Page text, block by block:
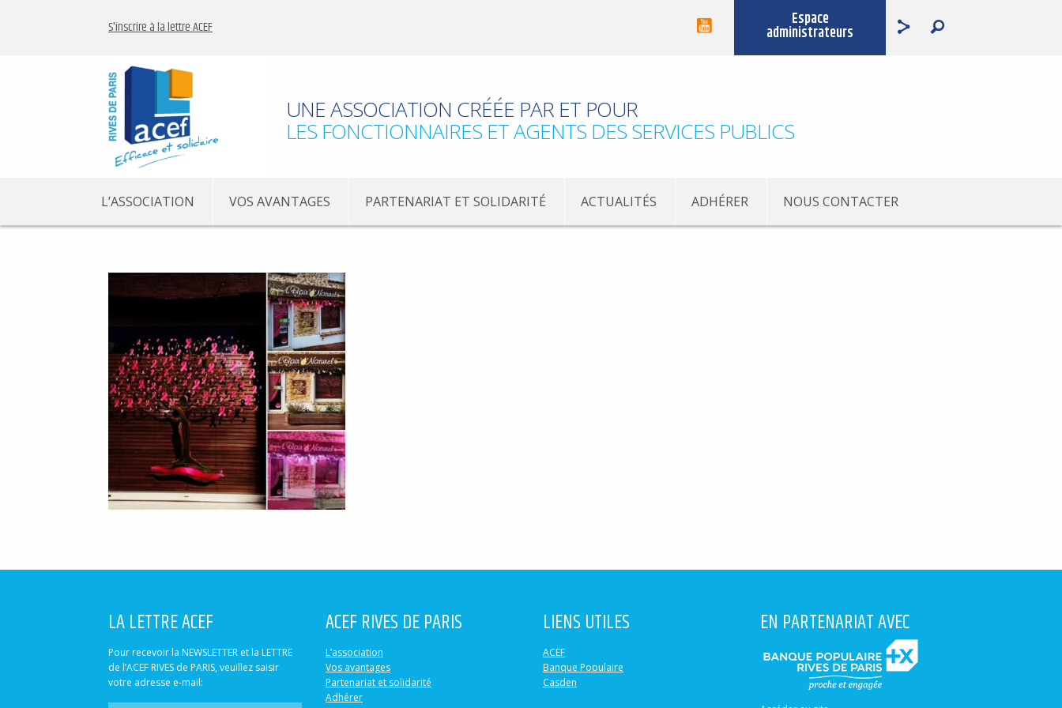
S'inscrire à la lettre ACEF Espace
administrateurs
UNE ASSOCIATION CRÉÉE PAR ET POUR
LES FONCTIONNAIRES ET AGENTS DES SERVICES PUBLICS
L’ASSOCIATION VOS AVANTAGES PARTENARIAT ET SOLIDARITÉ ACTUALITÉS ADHÉRER NOUS CONTACTER
LA LETTRE ACEF
Pour recevoir la NEWSLETTER et la LETTRE
de l’ACEF RIVES de PARIS, veuillez saisir
votre adresse e-mail:
ACEF RIVES DE PARIS
L’association
Vos avantages
Partenariat et solidarité
Adhérer
LIENS UTILES
ACEF
Banque Populaire
Casden
EN PARTENARIAT AVEC